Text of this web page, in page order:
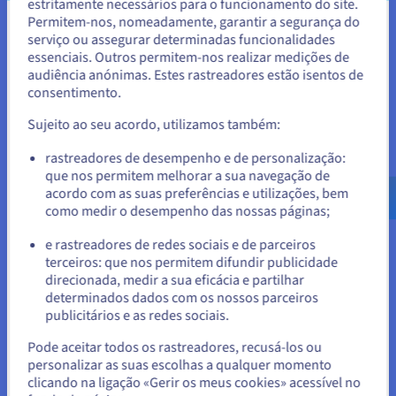
Ideal para todos os orçamentos
O VPS oferece numerosos recursos CPU, RAM e
armazenamento a preços acessíveis. Ao contrário de um
servidor dedicado, poderá usufruir de um ambiente
virtualização. Poderá fazer evoluir o seu VPS para uma
configuração superior com toda a simplicidade, quando a sua
utilização o exigir. Alugar um servidor é um modo de
Disponível de forma contínua
A vantagem de um servidor privado alojado num dos nossos
Parece que está localizado em
Estados Unidos.
Para encomendar a partir de Estados Unidos, terá de consultar e
Aceder ao website do Estados Unidos
us.ovhcloud.com/vps Inglês USD - $
ou
Ficar no website atual
Selecionar outro website
estritamente necessários para o funcionamento do site.
Permitem-nos, nomeadamente, garantir a segurança do
serviço ou assegurar determinadas funcionalidades
essenciais. Outros permitem-nos realizar medições de
audiência anónimas. Estes rastreadores estão isentos de
consentimento.
Sujeito ao seu acordo, utilizamos também:
rastreadores de desempenho e de personalização:
que nos permitem melhorar a sua navegação de
acordo com as suas preferências e utilizações, bem
como medir o desempenho das nossas páginas;
e rastreadores de redes sociais e de parceiros
terceiros: que nos permitem difundir publicidade
direcionada, medir a sua eficácia e partilhar
determinados dados com os nossos parceiros
publicitários e as redes sociais.
Pode aceitar todos os rastreadores, recusá-los ou
personalizar as suas escolhas a qualquer momento
clicando na ligação «Gerir os meus cookies» acessível no